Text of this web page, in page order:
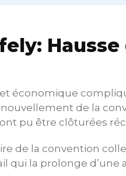
économique
de la
ont pu être clôturées
de la convention
qui la prolonge d’une